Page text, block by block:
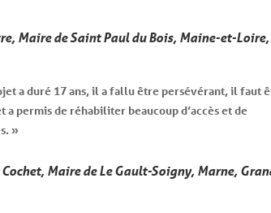
Maire de Saint Paul du Bois, Maine-et-Loire,
a duré 17 ans, il a fallu être persévérant, il faut
a permis de réhabiliter beaucoup d’accès et de
»
Maire de Le Gault-Soigny, Marne,